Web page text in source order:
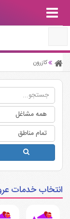
کازرون
انتخاب خدمات